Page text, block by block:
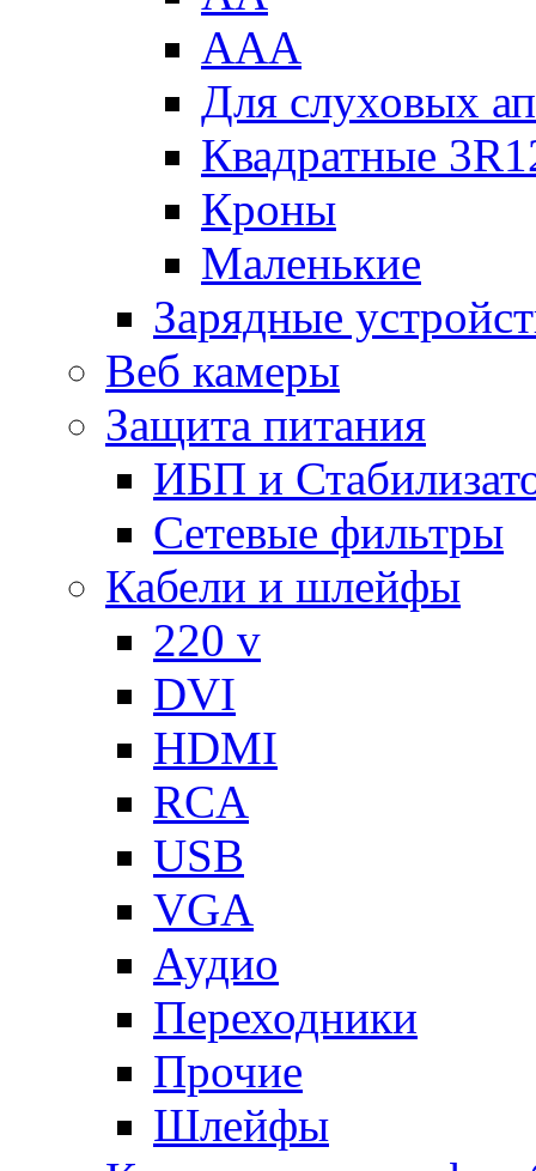
ААА
Для слуховых
Квадратные
Кроны
Маленькие
Зарядные
Веб камеры
Защита питания
ИБП и
Сетевые фильтры
Кабели и шлейфы
220 v
DVI
HDMI
RCA
USB
VGA
Аудио
Переходники
Прочие
Шлейфы